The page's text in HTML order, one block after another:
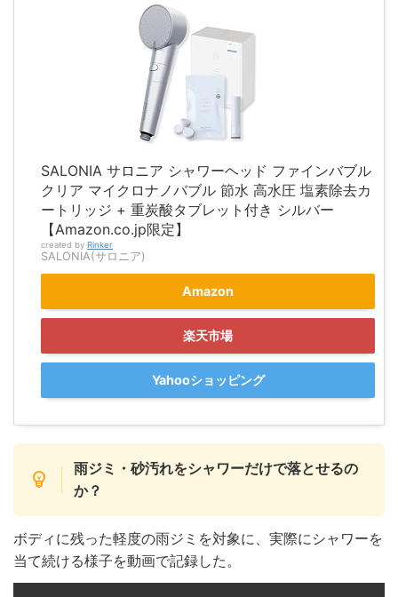
SALONIA サロニア シャワーヘッド ファインバブル
クリア マイクロナノバブル 節水 高水圧 塩素除去カ
ートリッジ + 重炭酸タブレット付き シルバー
【Amazon.co.jp限定】
created by Rinker
SALONIA(サロニア)
Amazon
楽天市場
Yahooショッピング
雨ジミ・砂汚れをシャワーだけで落とせるの
か？
ボディに残った軽度の雨ジミを対象に、実際にシャワーを
当て続ける様子を動画で記録した。